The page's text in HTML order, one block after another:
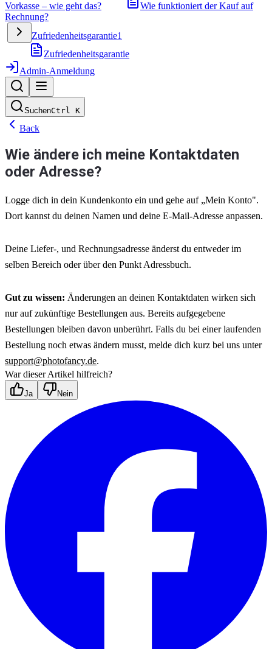
Vorkasse – wie geht das?
Wie funktioniert der Kauf auf
Rechnung?
Zufriedenheitsgarantie1
Zufriedenheitsgarantie
Admin-Anmeldung
SuchenCtrl K
Back
Wie ändere ich meine Kontaktdaten
oder Adresse?
Logge dich in dein Kundenkonto ein und gehe auf „Mein Konto".
Dort kannst du deinen Namen und deine E-Mail-Adresse anpassen.
Deine Liefer-, und Rechnungsadresse änderst du entweder im
selben Bereich oder über den Punkt Adressbuch.
Gut zu wissen: Änderungen an deinen Kontaktdaten wirken sich
nur auf zukünftige Bestellungen aus. Bereits aufgegebene
Bestellungen bleiben davon unberührt. Falls du bei einer laufenden
Bestellung noch etwas ändern musst, melde dich kurz bei uns unter
support@photofancy.de.
War dieser Artikel hilfreich?
Ja Nein